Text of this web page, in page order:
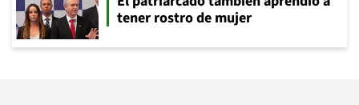
tener rostro de mujer